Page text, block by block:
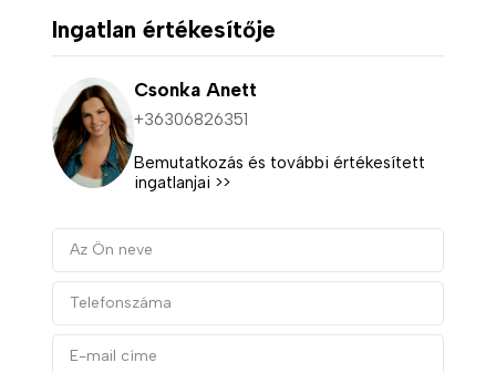
Ingatlan értékesítője
Csonka Anett
+36306826351
Bemutatkozás és további értékesített
ingatlanjai >>